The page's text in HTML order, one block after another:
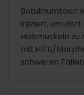
Botulinumtoxin
injiziert, um
Halsmuskeln
mit HIFU/
schweren